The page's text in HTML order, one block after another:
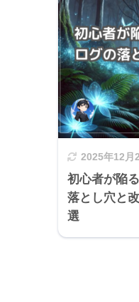
2025年12月
初心者が陥
落とし穴と
選